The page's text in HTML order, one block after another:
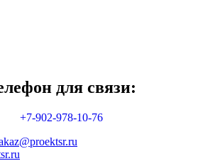
для связи:
+7-902-978-10-76